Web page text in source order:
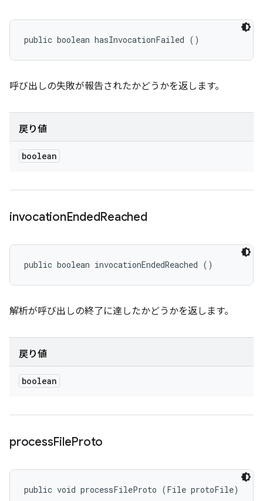
public boolean hasInvocationFailed ()
呼び出しの失敗が報告されたかどうかを返します。
戻り値
boolean
invocationEndedReached
public boolean invocationEndedReached ()
解析が呼び出しの終了に達したかどうかを返します。
戻り値
boolean
processFileProto
public void processFileProto (File protoFile)